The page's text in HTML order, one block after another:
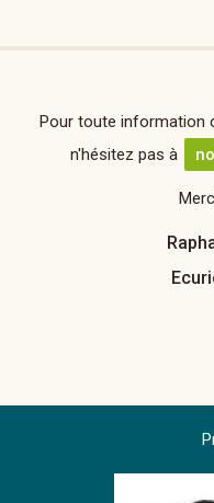
Pour toute information
n'hésitez pas à